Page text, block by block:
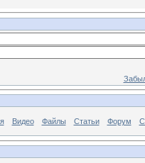
Видео Файлы Статьи Форум